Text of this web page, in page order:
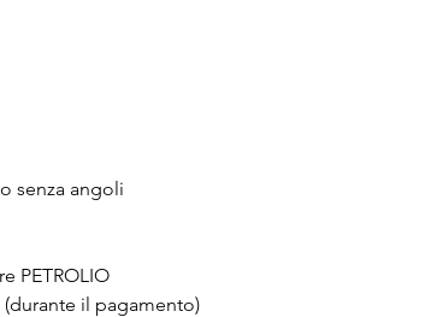
senza angoli
PETROLIO
il pagamento)